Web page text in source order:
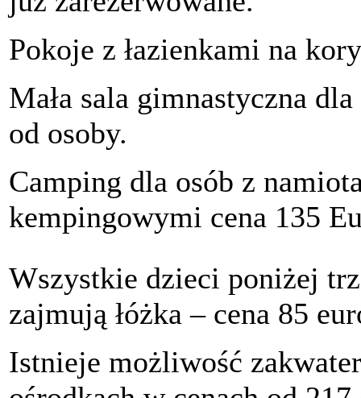
Pokoje z łazienkami na
Mała sala gimnastyczna
od osoby.
Camping dla osób z
kempingowymi cena 135
Wszystkie dzieci poniżej
zajmują łóżka – cena 85
Istnieje możliwość